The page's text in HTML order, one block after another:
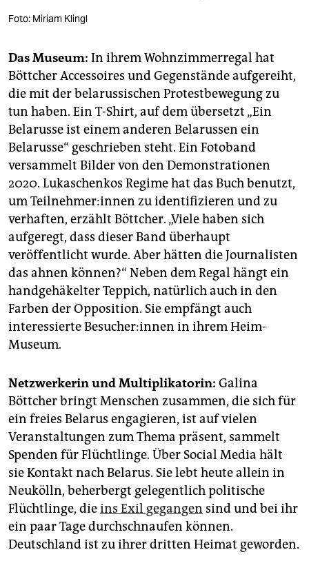
Foto: Miriam Klingl
Das Museum: In ihrem Wohnzimmerregal hat
Böttcher Accessoires und Gegenstände aufgereiht,
die mit der belarussischen Protestbewegung zu
tun haben. Ein T-Shirt, auf dem übersetzt „Ein
Belarusse ist einem anderen Belarussen ein
Belarusse“ geschrieben steht. Ein Fotoband
versammelt Bilder von den Demonstrationen
2020. Lukaschenkos Regime hat das Buch benutzt,
um Teil­neh­me­r:in­nen zu identifizieren und zu
verhaften, erzählt Böttcher. „Viele haben sich
aufgeregt, dass dieser Band überhaupt
veröffentlicht wurde. Aber hätten die Journalisten
das ahnen können?“ Neben dem Regal hängt ein
handgehäkelter Teppich, natürlich auch in den
Farben der Opposition. Sie empfängt auch
interessierte Be­su­che­r:in­nen in ihrem Heim-
Museum.
Netzwerkerin und Multiplikatorin: Galina
Böttcher bringt Menschen zusammen, die sich für
ein freies Belarus engagieren, ist auf vielen
Veranstaltungen zum Thema präsent, sammelt
Spenden für Flüchtlinge. Über Social Media hält
sie Kontakt nach Belarus. Sie lebt heute allein in
Neukölln, beherbergt gelegentlich politische
Flüchtlinge, dieins Exil gegangen sind und bei ihr
ein paar Tage durchschnaufen können.
Deutschland ist zu ihrer dritten Heimat geworden.